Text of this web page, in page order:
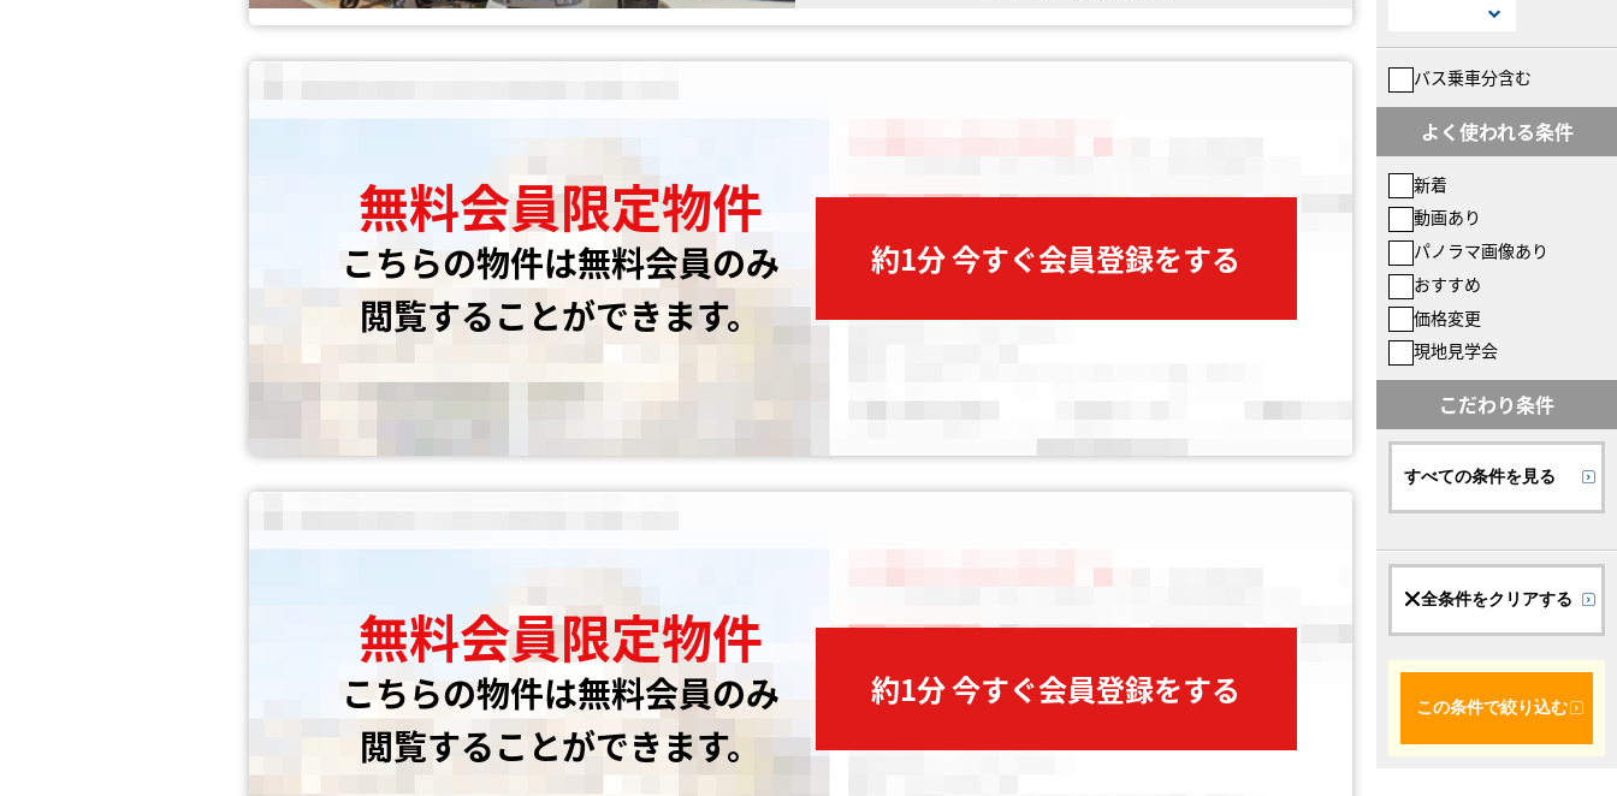
無料会員限定物件
こちらの物件は無料会員のみ
閲覧することができます。
約1分 今すぐ会員登録をする
無料会員限定物件
こちらの物件は無料会員のみ
閲覧することができます。
約1分 今すぐ会員登録をする
バス乗車分含む
よく使われる条件
新着
動画あり
パノラマ画像あり
おすすめ
価格変更
現地見学会
こだわり条件
すべての条件を見る
全条件をクリアする
この条件で絞り込む